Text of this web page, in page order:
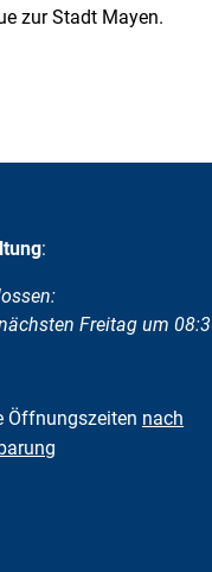
zur Stadt Mayen.
:
um weitere Öffnungs-
Freitag um
Öffnungszeiten nach